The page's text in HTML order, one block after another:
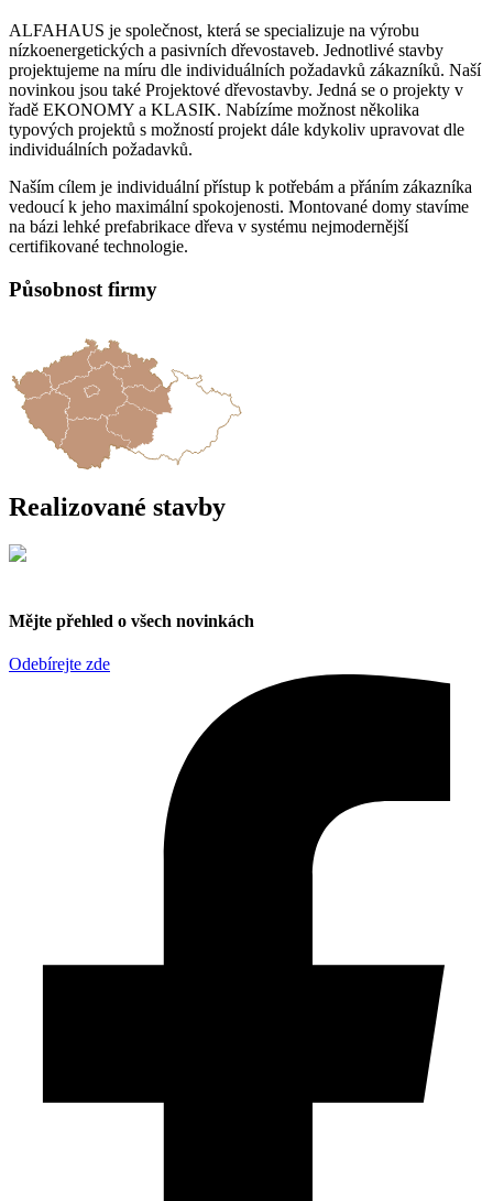
ALFAHAUS je společnost, která se specializuje na výrobu
nízkoenergetických a pasivních dřevostaveb. Jednotlivé stavby
projektujeme na míru dle individuálních požadavků zákazníků. Naší
novinkou jsou také Projektové dřevostavby. Jedná se o projekty v
řadě EKONOMY a KLASIK. Nabízíme možnost několika
typových projektů s možností projekt dále kdykoliv upravovat dle
individuálních požadavků.
Naším cílem je individuální přístup k potřebám a přáním zákazníka
vedoucí k jeho maximální spokojenosti. Montované domy stavíme
na bázi lehké prefabrikace dřeva v systému nejmodernější
certifikované technologie.
Působnost firmy
Realizované stavby
Mějte přehled o všech novinkách
Odebírejte zde